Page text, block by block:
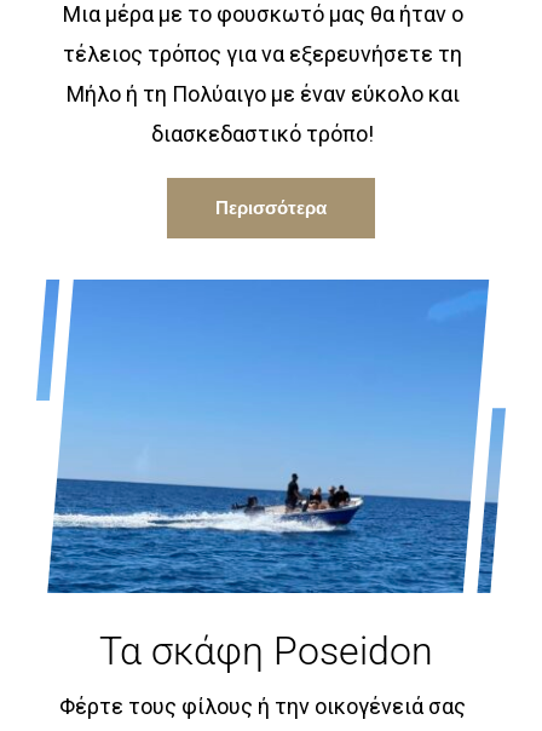
Μια μέρα με το φουσκωτό μας θα ήταν ο
τέλειος τρόπος για να εξερευνήσετε τη
Μήλο ή τη Πολύαιγο με έναν εύκολο και
διασκεδαστικό τρόπο!
Περισσότερα
Τα σκάφη Poseidon
Φέρτε τους φίλους ή την οικογένειά σας